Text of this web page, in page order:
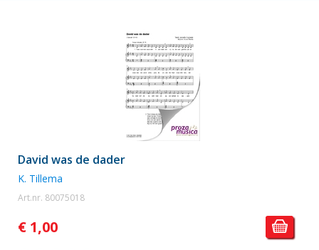
David was de dader
K. Tillema
Art.nr. 80075018
€ 1,00